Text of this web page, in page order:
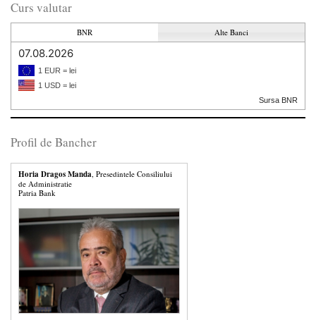
Curs valutar
BNR Alte Banci
07.08.2026
1 EUR = lei
1 USD = lei
Sursa BNR
Profil de Bancher
Horia Dragos Manda, Presedintele Consiliului
de Administratie
Patria Bank